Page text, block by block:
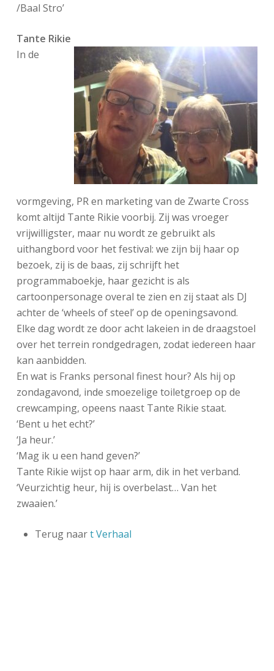
/Baal Stro’
Tante Rikie
In de
vormgeving, PR en marketing van de Zwarte Cross
komt altijd Tante Rikie voorbij. Zij was vroeger
vrijwilligster, maar nu wordt ze gebruikt als
uithangbord voor het festival: we zijn bij haar op
bezoek, zij is de baas, zij schrijft het
programmaboekje, haar gezicht is als
cartoonpersonage overal te zien en zij staat als DJ
achter de ‘wheels of steel’ op de openingsavond.
Elke dag wordt ze door acht lakeien in de draagstoel
over het terrein rondgedragen, zodat iedereen haar
kan aanbidden.
En wat is Franks personal finest hour? Als hij op
zondagavond, inde smoezelige toiletgroep op de
crewcamping, opeens naast Tante Rikie staat.
‘Bent u het echt?’
‘Ja heur.’
‘Mag ik u een hand geven?’
Tante Rikie wijst op haar arm, dik in het verband.
‘Veurzichtig heur, hij is overbelast… Van het
zwaaien.’
Terug naart Verhaal